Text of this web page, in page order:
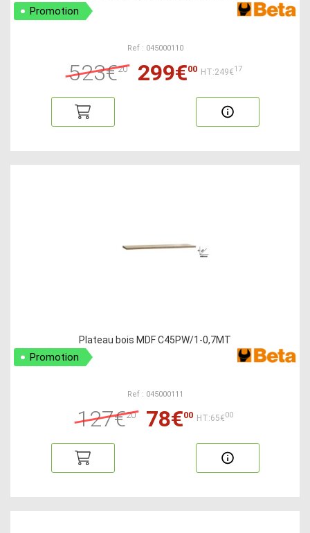
Promotion
Ref : 045000110
523€20 299€00 HT:249€17
Plateau bois MDF C45PW/1-0,7MT
Promotion
Ref : 045000111
127€20 78€00 HT:65€00